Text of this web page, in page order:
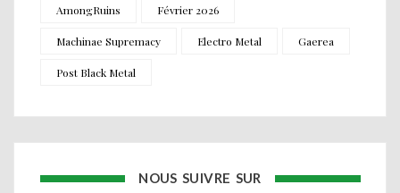
AmongRuins Février 2026
Machinae Supremacy Electro Metal Gaerea
Post Black Metal
NOUS SUIVRE SUR